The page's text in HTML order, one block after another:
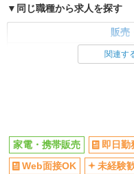
同じ職種から求人を探す
販売
日払い
交通費支給
関連す
家電・携帯販売 即日勤
Web面接OK
未経験